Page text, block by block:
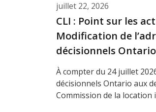
juillet 22, 2026
CLI : Point sur les
Modification de
décisionnels Ontario
À compter du 24 juillet
décisionnels Ontario aux
Commission de la